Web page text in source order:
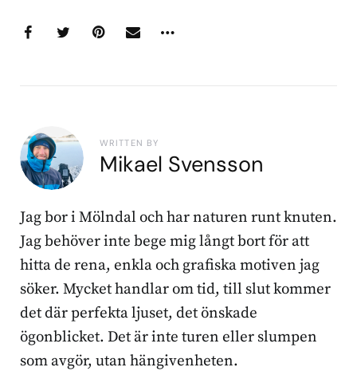
WRITTEN BY
Mikael Svensson
Jag bor i Mölndal och har naturen runt knuten.
Jag behöver inte bege mig långt bort för att
hitta de rena, enkla och grafiska motiven jag
söker. Mycket handlar om tid, till slut kommer
det där perfekta ljuset, det önskade
ögonblicket. Det är inte turen eller slumpen
som avgör, utan hängivenheten.